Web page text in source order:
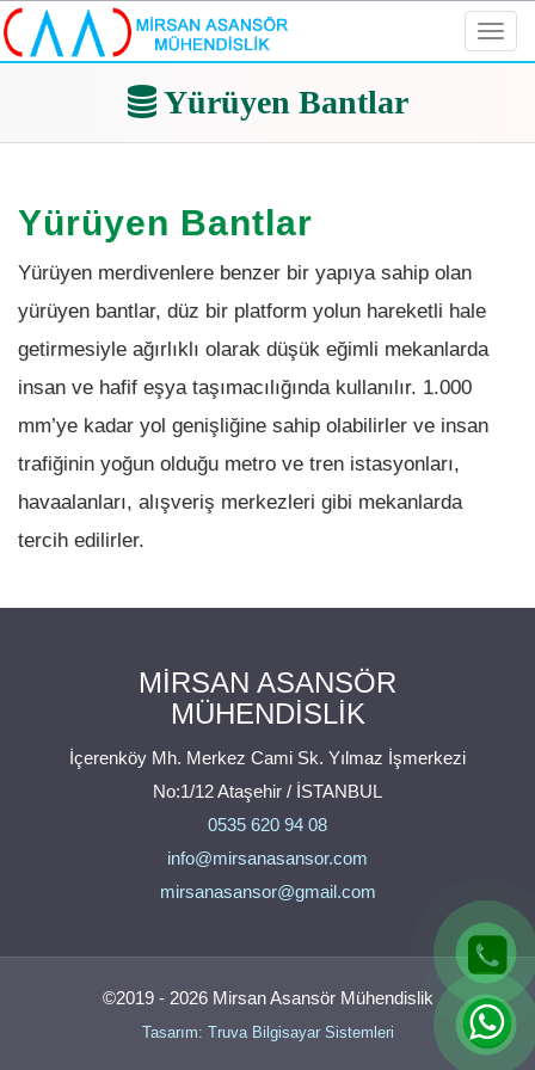
Yürüyen Bantlar
Yürüyen Bantlar
Yürüyen merdivenlere benzer bir yapıya sahip olan
yürüyen bantlar, düz bir platform yolun hareketli hale
getirmesiyle ağırlıklı olarak düşük eğimli mekanlarda
insan ve hafif eşya taşımacılığında kullanılır. 1.000
mm’ye kadar yol genişliğine sahip olabilirler ve insan
trafiğinin yoğun olduğu metro ve tren istasyonları,
havaalanları, alışveriş merkezleri gibi mekanlarda
tercih edilirler.
MİRSAN ASANSÖR
MÜHENDİSLİK
İçerenköy Mh. Merkez Cami Sk. Yılmaz İşmerkezi
No:1/12 Ataşehir / İSTANBUL
0535 620 94 08
info@mirsanasansor.com
mirsanasansor@gmail.com
©2019 - 2026 Mirsan Asansör Mühendislik
Tasarım: Truva Bilgisayar Sistemleri